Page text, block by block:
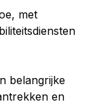
met
belangrijke
en